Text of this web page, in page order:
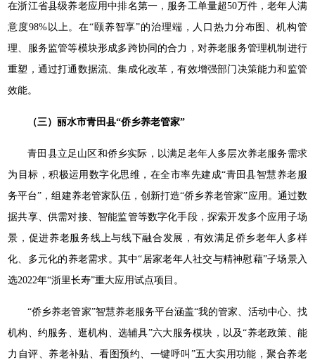
在浙江省县级养老应用中排名第一，服务工单量超50万件，老年人满
意度98%以上。在“颐养智享”的治理端，人口热力分布图、机构管
理、服务监管等模块形成多跨协同的合力，对养老服务管理机制进行
重塑，通过打通数据流、集成化改革，有效增强部门决策能力和监管
效能。
（三）丽水市青田县“侨乡养老管家”
青田县立足山区和侨乡实际，以满足老年人多层次养老服务需求
为目标，积极运用数字化思维，在全市率先建成“青田县智慧养老服
务平台”，组建养老管家队伍，创新打造“侨乡养老管家”应用。通过数
据共享、供需对接、智能监管等数字化手段，探索开发多个应用子场
景，促进养老服务线上与线下融合发展，有效满足侨乡老年人多样
化、多元化的养老需求。其中“居家老年人社交与精神慰藉”子场景入
选2022年“浙里长寿”重大应用试点项目。
“侨乡养老管家”智慧养老服务平台涵盖“我的管家、活动中心、找
机构、约服务、逛机构、选辅具”六大服务模块，以及“养老政策、能
力自评、养老补贴、看图预约、一键呼叫”五大实用功能，聚合养老